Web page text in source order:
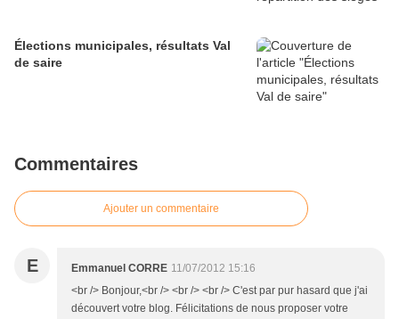
Élections municipales, résultats Val
de saire
Commentaires
Ajouter un commentaire
E Emmanuel CORRE 11/07/2012 15:16
<br /> Bonjour,<br /> <br /> <br /> C'est par pur hasard que j'ai
découvert votre blog. Félicitations de nous proposer votre